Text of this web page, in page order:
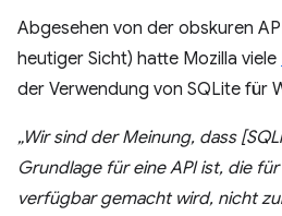
Abgesehen von der obskuren
heutiger Sicht) hatte Mozilla viele
der Verwendung von SQLite für
„Wir sind der Meinung, dass
Grundlage für eine API ist, die
verfügbar gemacht wird, nicht